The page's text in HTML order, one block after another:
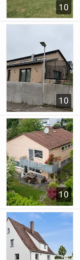
10
10
10